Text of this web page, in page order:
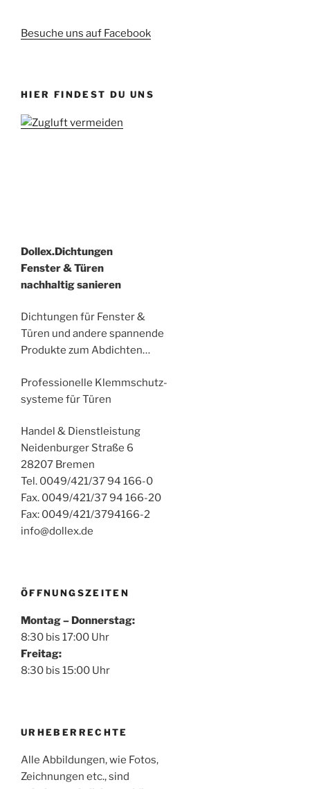
Besuche uns auf Facebook
HIER FINDEST DU UNS
Dollex.Dichtungen
Fenster & Türen
nachhaltig sanieren
Dichtungen für Fenster &
Türen und andere spannende
Produkte zum Abdichten…
Professionelle Klemmschutz-
systeme für Türen
Handel & Dienstleistung
Neidenburger Straße 6
28207 Bremen
Tel. 0049/421/37 94 166-0
Fax. 0049/421/37 94 166-20
Fax: 0049/421/3794166-2
info@dollex.de
ÖFFNUNGSZEITEN
Montag – Donnerstag:
8:30 bis 17:00 Uhr
Freitag:
8:30 bis 15:00 Uhr
URHEBERRECHTE
Alle Abbildungen, wie Fotos,
Zeichnungen etc., sind